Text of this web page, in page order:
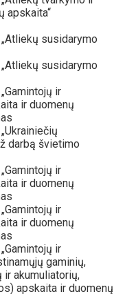
apskaita“
susidarymo
susidarymo
ir
ir duomenų
darbą švietimo
ir
ir duomenų
ir
ir duomenų
ir
gaminių,
ir akumuliatorių,
apskaita ir duomenų